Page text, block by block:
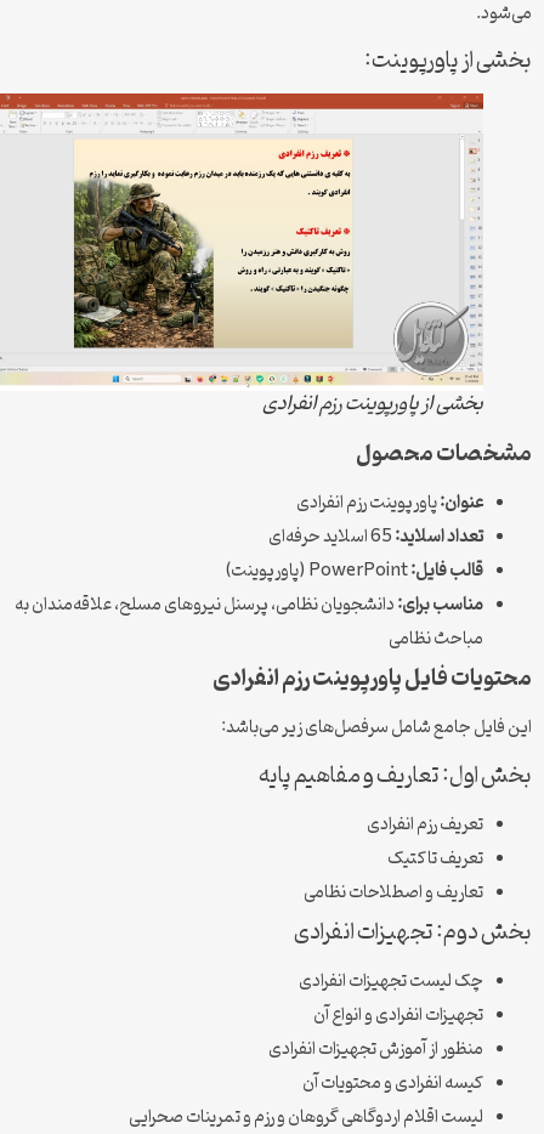
از پاورپوینت:
بخشی از پاورپوینت رزم انفرادی
محصول
عنوان:پاورپوینت رزم انفرادی
تعداد اسلاید:65 اسلاید حرفه‌ای
قالب فایل:PowerPoint (پاورپوینت)
مناسب برای:دانشجویان نظامی، پرسنل نیروهای مسلح، علاقه‌مندان به
مباحث نظامی
فایل پاورپوینت رزم انفرادی
فایل جامع شامل سرفصل‌های زیر می‌باشد:
اول: تعاریف و مفاهیم پایه
تعریف رزم انفرادی
تعریف تاکتیک
تعاریف و اصطلاحات نظامی
دوم: تجهیزات انفرادی
چک لیست تجهیزات انفرادی
تجهیزات انفرادی و انواع آن
منظور از آموزش تجهیزات انفرادی
کیسه انفرادی و محتویات آن
لیست اقلام اردوگاهی گروهان و رزم و تمرینات صحرایی